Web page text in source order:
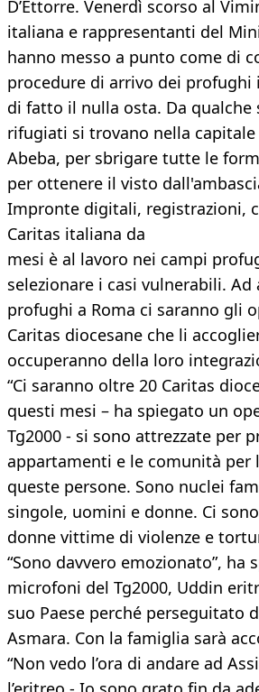
D’Ettorre. Venerdì scorso al
italiana e rappresentanti del
hanno messo a punto come di
procedure di arrivo dei profughi
di fatto il nulla osta. Da qualche
rifugiati si trovano nella capitale
Abeba, per sbrigare tutte le
per ottenere il visto
Impronte digitali, registrazioni,
Caritas italiana da
mesi è al lavoro nei campi
selezionare i casi vulnerabili. Ad
profughi a Roma ci saranno gli
Caritas diocesane che li
occuperanno della loro
“Ci saranno oltre 20 Caritas
questi mesi – ha spiegato un
Tg2000 - si sono attrezzate per
appartamenti e le comunità per
queste persone. Sono nuclei
singole, uomini e donne. Ci
donne vittime di violenze e
“Sono davvero emozionato”, ha
microfoni del Tg2000, Uddin
suo Paese perché perseguitato
Asmara. Con la famiglia sarà
“Non vedo l’ora di andare ad